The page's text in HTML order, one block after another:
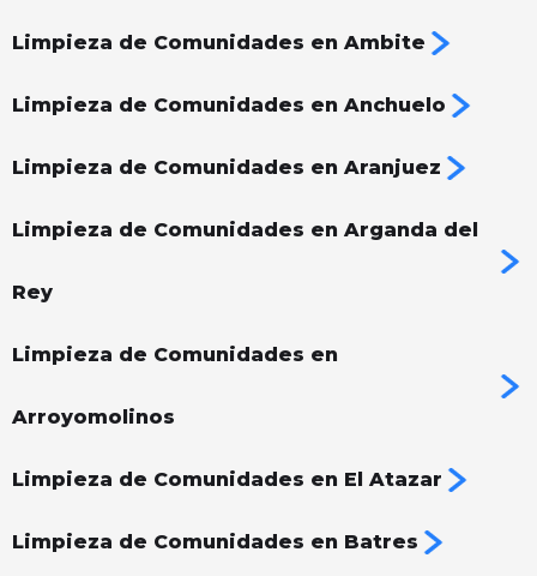
Limpieza de Comunidades en Ambite
Limpieza de Comunidades en Anchuelo
Limpieza de Comunidades en Aranjuez
Limpieza de Comunidades en Arganda del
Rey
Limpieza de Comunidades en
Arroyomolinos
Limpieza de Comunidades en El Atazar
Limpieza de Comunidades en Batres